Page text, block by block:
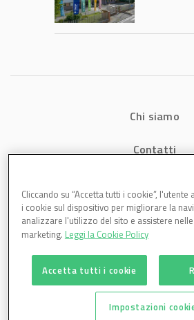
Chi siamo
Contatti
Cookies
Cliccando su “Accetta tutti i cookie”,
i cookie sul dispositivo per migliorare la
analizzare l'utilizzo del sito e assistere
marketing. Leggi la Cookie Policy
Accetta tutti i cookie
Impostazioni